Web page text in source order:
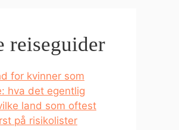
reiseguider
for kvinner som
hva det egentlig
land som oftest
på risikolister